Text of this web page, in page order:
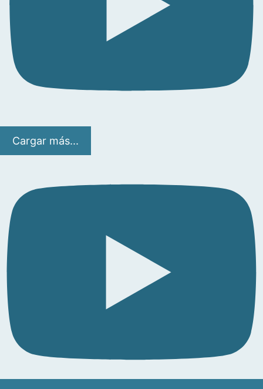
Cargar más...